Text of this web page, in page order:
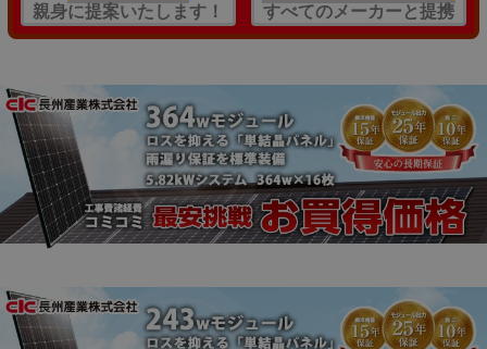
親身に提案いたします！ すべてのメーカーと提携